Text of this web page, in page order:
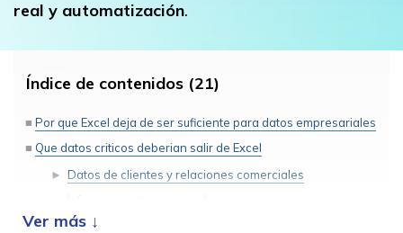
real y automatización.
Índice de contenidos (21)
Por que Excel deja de ser suficiente para datos empresariales
Que datos criticos deberian salir de Excel
Datos de clientes y relaciones comerciales
Cumplimiento normativo y auditoria